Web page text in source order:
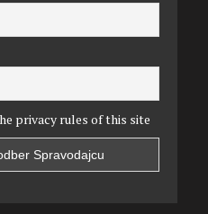
privacy rules of this site